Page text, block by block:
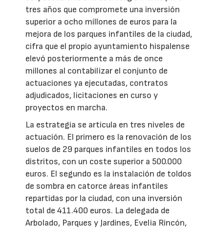
tres años que compromete una inversión
superior a ocho millones de euros para la
mejora de los parques infantiles de la ciudad,
cifra que el propio ayuntamiento hispalense
elevó posteriormente a más de once
millones al contabilizar el conjunto de
actuaciones ya ejecutadas, contratos
adjudicados, licitaciones en curso y
proyectos en marcha.
La estrategia se articula en tres niveles de
actuación. El primero es la renovación de los
suelos de 29 parques infantiles en todos los
distritos, con un coste superior a 500.000
euros. El segundo es la instalación de toldos
de sombra en catorce áreas infantiles
repartidas por la ciudad, con una inversión
total de 411.400 euros. La delegada de
Arbolado, Parques y Jardines, Evelia Rincón,